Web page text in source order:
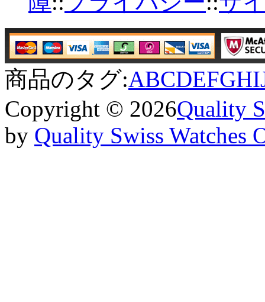
商品のタグ:ABCDEFGHI
Copyright © 2026Quality
by Quality Swiss Watches